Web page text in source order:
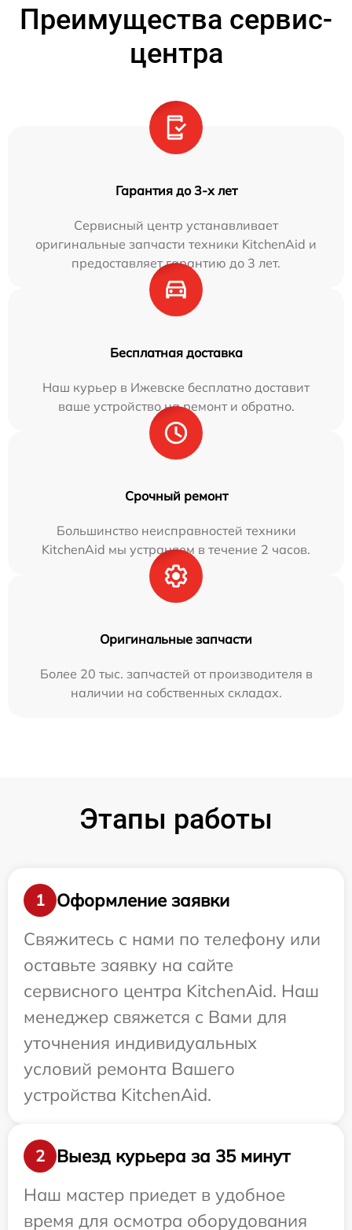
Преимущества сервис-
центра
Гарантия до 3-х лет
Сервисный центр устанавливает
оригинальные запчасти техники KitchenAid и
предоставляет гарантию до 3 лет.
Бесплатная доставка
Наш курьер в Ижевске бесплатно доставит
ваше устройство на ремонт и обратно.
Срочный ремонт
Большинство неисправностей техники
KitchenAid мы устраняем в течение 2 часов.
Оригинальные запчасти
Более 20 тыс. запчастей от производителя в
наличии на собственных складах.
Этапы работы
1
Оформление заявки
Свяжитесь с нами по телефону или
оставьте заявку на сайте
сервисного центра KitchenAid. Наш
менеджер свяжется с Вами для
уточнения индивидуальных
условий ремонта Вашего
устройства KitchenAid.
2
Выезд курьера за 35 минут
Наш мастер приедет в удобное
время для осмотра оборудования